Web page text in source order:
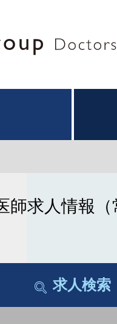
師求人情報
求人検索